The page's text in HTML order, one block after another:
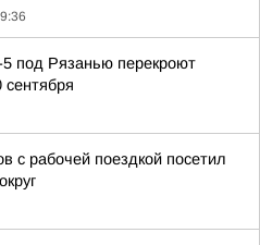
под Рязанью перекроют
сентября
с рабочей поездкой посетил